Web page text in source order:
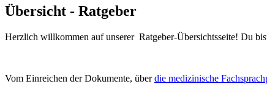
Übersicht - Ratgeber
Herzlich willkommen auf unserer Ratgeber-Übersichtsseite! Du
Vom Einreichen der Dokumente, überdie medizinische